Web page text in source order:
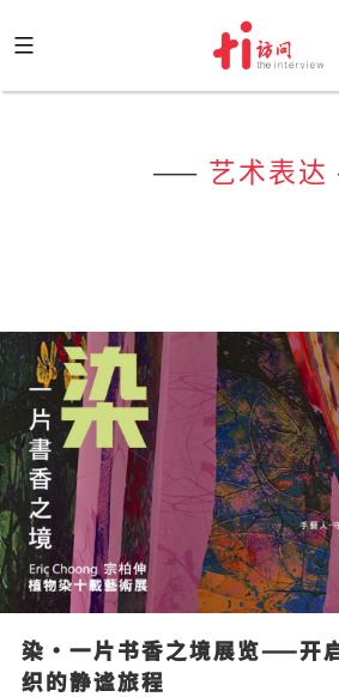
to
content
—— 艺术表达
染·一片书香之境展览——开
织的静谧旅程